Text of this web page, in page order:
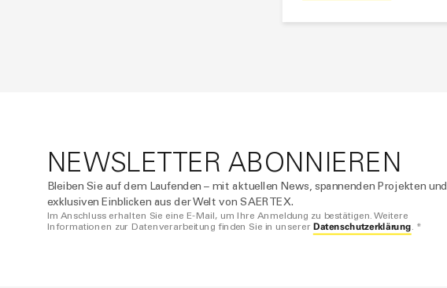
NEWSLETTER ABONNIEREN
Bleiben Sie auf dem Laufenden – mit aktuellen News, spannenden Projekten und
exklusiven Einblicken aus der Welt von SAERTEX.
Im Anschluss erhalten Sie eine E-Mail, um Ihre Anmeldung zu bestätigen. Weitere
Informationen zur Datenverarbeitung finden Sie in unsererDatenschutzerklärung. *